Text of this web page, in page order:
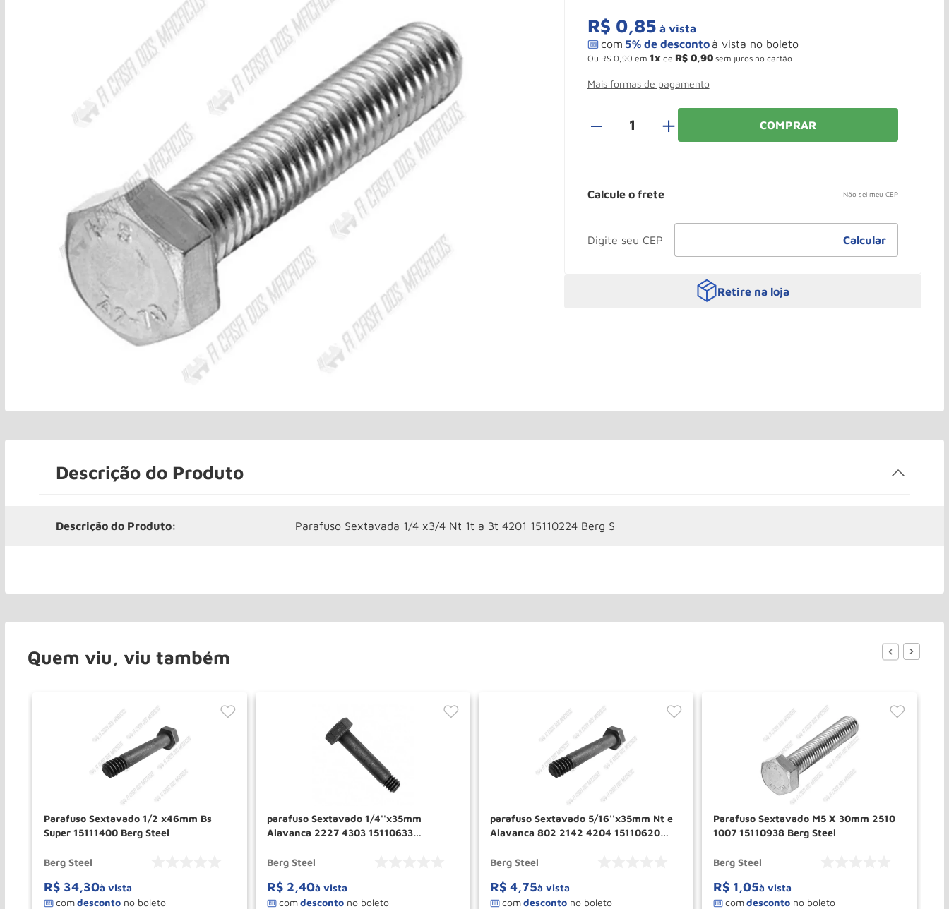
R$ 0,85 à vista
Ou R$ 0 90 em 1 de R$ 0,90sem juros no cartão
Mais formas de pagamento
＋ COMPRAR
Calcule o frete Não sei meu CEP
Retire na loja
Descrição do Produto
Descrição do Produto: Parafuso Sextavada 1/4 x3/4 Nt 1t a 3t 4201 15110224 Berg S
Quem viu, viu também
Parafuso Sextavado 1/2 x46mm Bs
Super 15111400 Berg Steel
Berg Steel
R$ 34,30à vista
parafuso Sextavado 1/4''x35mm
Alavanca 2227 4303 15110633
Berg Steel
R$ 2,40à vista
parafuso Sextavado 5/16''x35mm Nt e
Alavanca 802 2142 4204 15110620
Berg Steel
R$ 4,75à vista
Parafuso Sextavado M5 X 30mm 2510
1007 15110938 Berg Steel
Berg Steel
R$ 1,05à vista